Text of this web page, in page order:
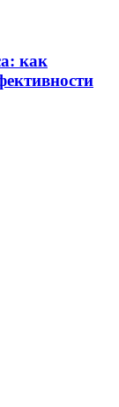
как